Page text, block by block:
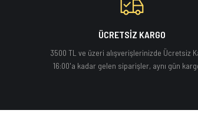
ÜCRETSİZ KARGO
3500 TL ve üzeri alışverişlerinizde Ücretsiz
16:00'a kadar gelen siparişler, aynı gün